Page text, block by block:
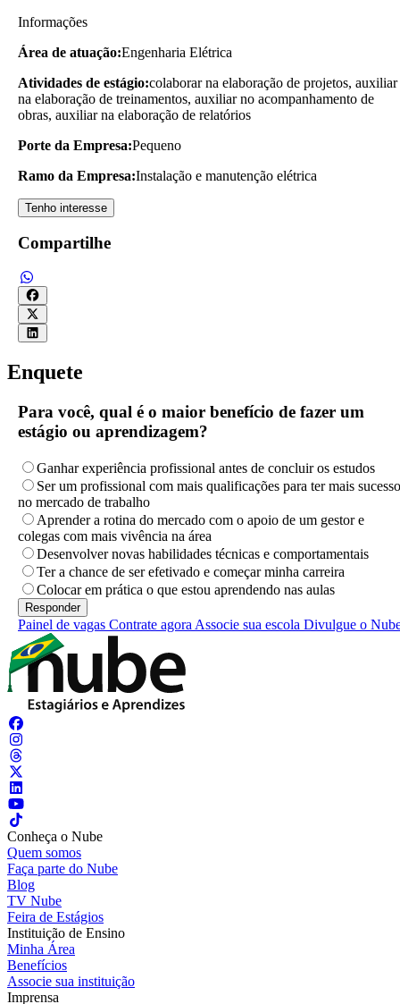
Informações
Área de atuação:Engenharia Elétrica
Atividades de estágio:colaborar na elaboração de projetos, auxiliar
na elaboração de treinamentos, auxiliar no acompanhamento de
obras, auxiliar na elaboração de relatórios
Porte da Empresa:Pequeno
Ramo da Empresa:Instalação e manutenção elétrica
Tenho interesse
Compartilhe
Enquete
Para você, qual é o maior benefício de fazer um
estágio ou aprendizagem?
Ganhar experiência profissional antes de concluir os estudos
Ser um profissional com mais qualificações para ter mais sucesso
no mercado de trabalho
Aprender a rotina do mercado com o apoio de um gestor e
colegas com mais vivência na área
Desenvolver novas habilidades técnicas e comportamentais
Ter a chance de ser efetivado e começar minha carreira
Colocar em prática o que estou aprendendo nas aulas
Painel de vagas Contrate agora Associe sua escola Divulgue o
Conheça o Nube
Quem somos
Faça parte do Nube
Blog
TV Nube
Feira de Estágios
Instituição de Ensino
Minha Área
Benefícios
Associe sua instituição
Imprensa